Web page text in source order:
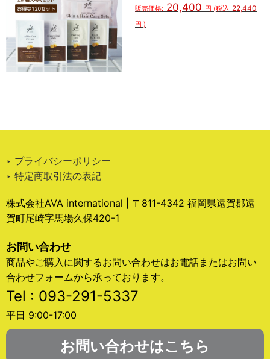
販売価格: 20,400 円 (税込 22,440
円 )
‣ プライバシーポリシー
‣ 特定商取引法の表記
株式会社AVA international | 〒811-4342 福岡県遠賀郡遠
賀町尾崎字馬場久保420-1
お問い合わせ
商品やご購入に関するお問い合わせはお電話またはお問い
合わせフォームから承っております。
Tel : 093-291-5337
平日 9:00-17:00
お問い合わせはこちら